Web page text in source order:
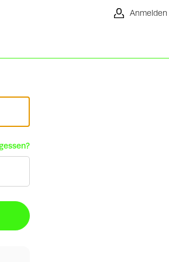
Anmelden